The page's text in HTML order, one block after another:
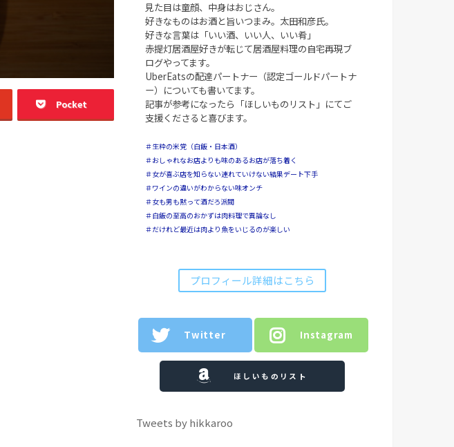
Pocket
見た目は童顔、中身はおじさん。
好きなものはお酒と旨いつまみ。太田和彦氏。
好きな言葉は「いい酒、いい人、いい肴」
赤提灯居酒屋好きが転じて居酒屋料理の自宅再現ブ
ログやってます。
UberEatsの配達パートナー（認定ゴールドパートナ
ー）についても書いてます。
記事が参考になったら「ほしいものリスト」にてご
支援くださると喜びます。
＃生粋の米党（白飯・日本酒）
＃おしゃれなお店よりも味のあるお店が落ち着く
＃女が喜ぶ店を知らない連れていけない結果デート下手
＃ワインの違いがわからない味オンチ
＃女も男も黙って酒だろ派閥
＃白飯の至高のおかずは肉料理で異論なし
＃だけれど最近は肉より魚をいじるのが楽しい
プロフィール詳細はこちら
Twitter Instagram
ほしいものリスト
Tweets by hikkaroo